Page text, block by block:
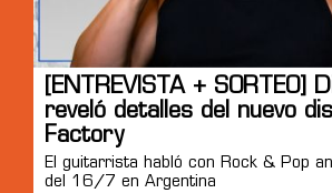
[ENTREVISTA + SORTEO]
reveló detalles del nuevo
Factory
El guitarrista habló con Rock & Pop
del 16/7 en Argentina